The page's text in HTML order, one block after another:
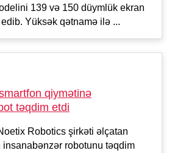
139 və 150 düymlük ekran
Yüksək qətnamə ilə ...
qiymətinə
təqdim etdi
Robotics şirkəti əlçatan
robotunu təqdim